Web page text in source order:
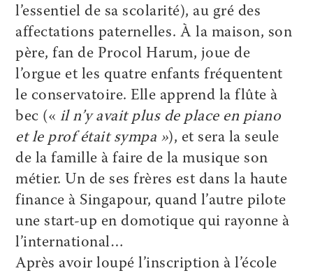
l’essentiel de sa scolarité), au gré des
affectations paternelles. À la maison, son
père, fan de Procol Harum, joue de
l’orgue et les quatre enfants fréquentent
le conservatoire. Elle apprend la flûte à
bec (« il n’y avait plus de place en piano
et le prof était sympa »), et sera la seule
de la famille à faire de la musique son
métier. Un de ses frères est dans la haute
finance à Singapour, quand l’autre pilote
une start-up en domotique qui rayonne à
l’international…
Après avoir loupé l’inscription à l’école